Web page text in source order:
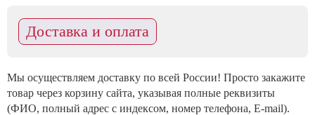
Доставка и оплата
Мы осуществляем доставку по всей России! Просто закажите
товар через корзину сайта, указывая полные реквизиты
(ФИО, полный адрес с индексом, номер телефона, E-mail).